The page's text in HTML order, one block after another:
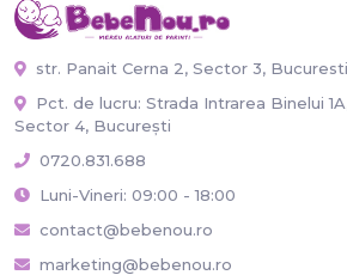
str. Panait Cerna 2, Sector 3, Bucuresti
Pct. de lucru: Strada Intrarea Binelui
Sector 4, București
0720.831.688
Luni-Vineri: 09:00 - 18:00
contact@bebenou.ro
marketing@bebenou.ro